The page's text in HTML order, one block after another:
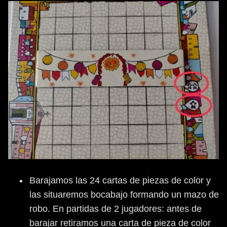
Barajamos las 24 cartas de piezas de color y
las situaremos bocabajo formando un mazo de
robo. En partidas de 2 jugadores: antes de
barajar retiramos una carta de pieza de color